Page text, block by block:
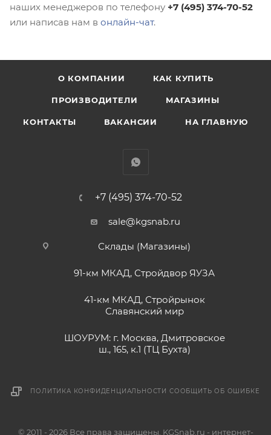
наших менеджеров по телефону +7 (495) 374-70-52
или написав нам в онлайн-чат.
О КОМПАНИИ КАК КУПИТЬ
ПРОИЗВОДИТЕЛИ МАГАЗИНЫ
КОНТАКТЫ ВАКАНСИИ НА ГЛАВНУЮ
+7 (495) 374-70-52
sale@kgsnab.ru
Склады (Магазины)
91-км МКАД, Стройдвор ЯУЗА
41-км МКАД, Стройрынок
Славянский мир
ШОУРУМ: г. Москва, Дмитровское
ш., 165, к.1 (ТЦ Бухта)
ПОЛИТИКА КОНФИДЕНЦИАЛЬНОСТИ СООБЩИТЬ ОБ ОШИБКЕ
© 2011 - 2026 Все права защищены. KGSnab.ru - интернет-